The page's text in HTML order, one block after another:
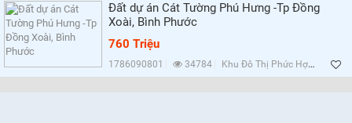
Đất dự án Cát Tường Phú Hưng -Tp Đồng
Xoài, Bình Phước
760 Triệu
1786090801 34784 Khu Đô Thị Phức Hợp Cát Tường Phú Hưng, Bình Phước